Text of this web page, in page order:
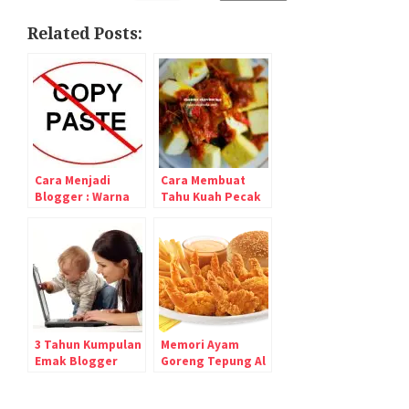
Related Posts:
Cara Menjadi
Blogger : Warna
Cara Membuat
Tahu Kuah Pecak
3 Tahun Kumpulan
Emak Blogger
Memori Ayam
Goreng Tepung Al